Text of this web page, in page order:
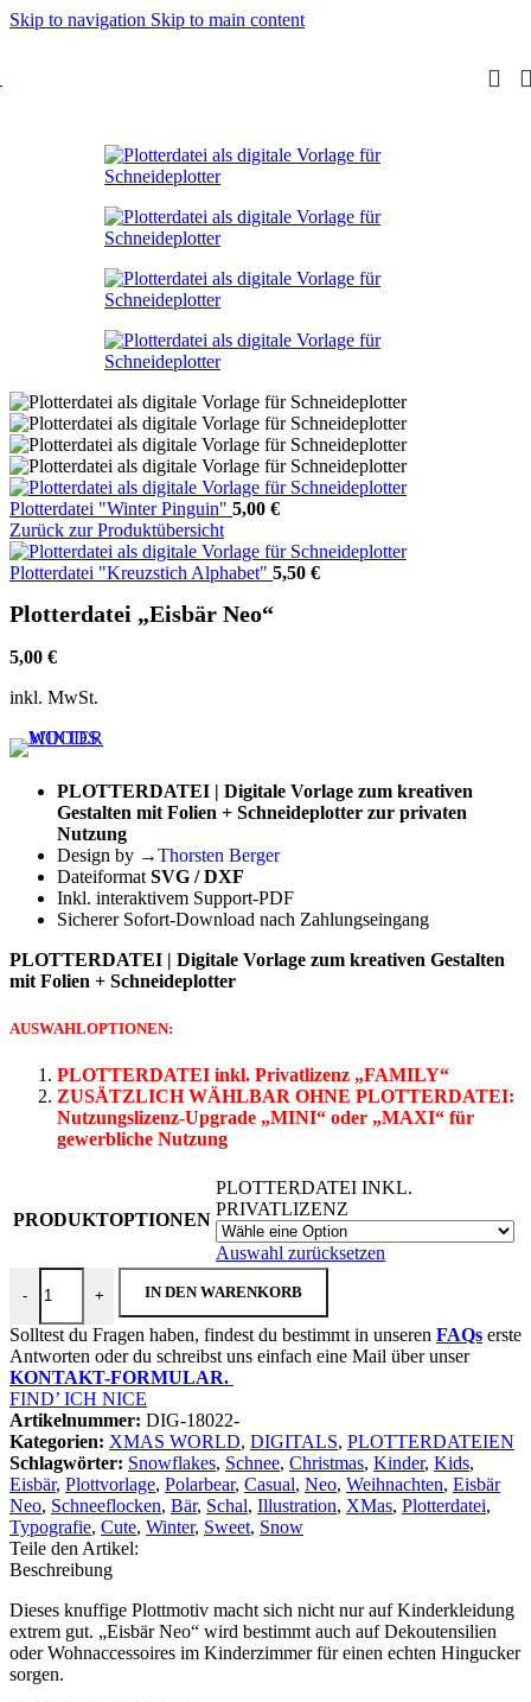
Skip to navigation Skip to main content
Plotterdatei "Winter Pinguin" 5,00 €
Zurück zur Produktübersicht
Plotterdatei "Kreuzstich Alphabet" 5,50 €
Plotterdatei „Eisbär Neo“
5,00 €
inkl. MwSt.
PLOTTERDATEI | Digitale Vorlage zum kreativen
Gestalten mit Folien + Schneideplotter zur privaten
Nutzung
Design by →Thorsten Berger
Dateiformat SVG / DXF
Inkl. interaktivem Support-PDF
Sicherer Sofort-Download nach Zahlungseingang
PLOTTERDATEI | Digitale Vorlage zum kreativen Gestalten
mit Folien + Schneideplotter
AUSWAHLOPTIONEN:
PLOTTERDATEI inkl. Privatlizenz „FAMILY“
ZUSÄTZLICH WÄHLBAR OHNE PLOTTERDATEI:
Nutzungslizenz-Upgrade „MINI“ oder „MAXI“ für
gewerbliche Nutzung
PRODUKTOPTIONEN
PLOTTERDATEI INKL.
PRIVATLIZENZ
Auswahl zurücksetzen
-
Plotterdatei "Eisbär Neo" Menge
+ IN DEN WARENKORB
Solltest du Fragen haben, findest du bestimmt in unseren FAQs erste
Antworten oder du schreibst uns einfach eine Mail über unser
KONTAKT-FORMULAR.
FIND’ ICH NICE
Artikelnummer: DIG-18022-
Kategorien: XMAS WORLD, DIGITALS, PLOTTERDATEIEN
Schlagwörter: Snowflakes, Schnee, Christmas, Kinder, Kids,
Eisbär, Plottvorlage, Polarbear, Casual, Neo, Weihnachten, Eisbär
Neo, Schneeflocken, Bär, Schal, Illustration, XMas, Plotterdatei,
Typografie, Cute, Winter, Sweet, Snow
Teile den Artikel:
Beschreibung
Dieses knuffige Plottmotiv macht sich nicht nur auf Kinderkleidung
extrem gut. „Eisbär Neo“ wird bestimmt auch auf Dekoutensilien
oder Wohnaccessoires im Kinderzimmer für einen echten Hingucker
sorgen.